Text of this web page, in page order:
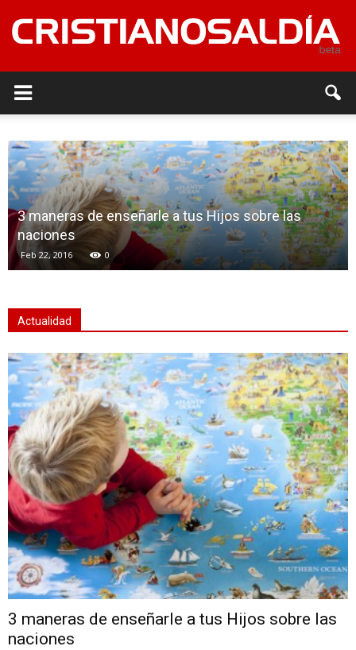
3 maneras de enseñarle a tus Hijos sobre las
naciones
Feb 22, 2016 0
Actualidad
3 maneras de enseñarle a tus Hijos sobre las
naciones